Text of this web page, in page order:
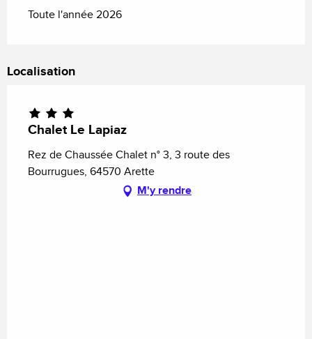
Toute l'année 2026
Localisation
Chalet Le Lapiaz
Rez de Chaussée Chalet n° 3, 3 route des
Bourrugues, 64570 Arette
M'y rendre